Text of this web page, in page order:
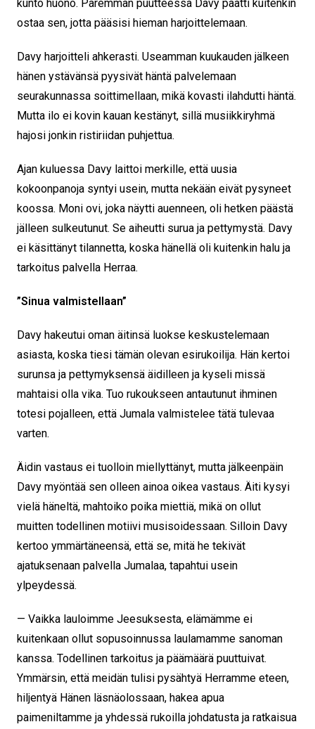
kunto huono. Paremman puutteessa Davy päätti kuitenkin
ostaa sen, jotta pääsisi hieman harjoittelemaan.
Davy harjoitteli ahkerasti. Useamman kuukauden jälkeen
hänen ystävänsä pyysivät häntä palvelemaan
seurakunnassa soittimellaan, mikä kovasti ilahdutti häntä.
Mutta ilo ei kovin kauan kestänyt, sillä musiikkiryhmä
hajosi jonkin ristiriidan puhjettua.
Ajan kuluessa Davy laittoi merkille, että uusia
kokoonpanoja syntyi usein, mutta nekään eivät pysyneet
koossa. Moni ovi, joka näytti auenneen, oli hetken päästä
jälleen sulkeutunut. Se aiheutti surua ja pettymystä. Davy
ei käsittänyt tilannetta, koska hänellä oli kuitenkin halu ja
tarkoitus palvella Herraa.
”Sinua valmistellaan”
Davy hakeutui oman äitinsä luokse keskustelemaan
asiasta, koska tiesi tämän olevan esirukoilija. Hän kertoi
surunsa ja pettymyksensä äidilleen ja kyseli missä
mahtaisi olla vika. Tuo rukoukseen antautunut ihminen
totesi pojalleen, että Jumala valmistelee tätä tulevaa
varten.
Äidin vastaus ei tuolloin miellyttänyt, mutta jälkeenpäin
Davy myöntää sen olleen ainoa oikea vastaus. Äiti kysyi
vielä häneltä, mahtoiko poika miettiä, mikä on ollut
muitten todellinen motiivi musisoidessaan. Silloin Davy
kertoo ymmärtäneensä, että se, mitä he tekivät
ajatuksenaan palvella Jumalaa, tapahtui usein
ylpeydessä.
— Vaikka lauloimme Jeesuksesta, elämämme ei
kuitenkaan ollut sopusoinnussa laulamamme sanoman
kanssa. Todellinen tarkoitus ja päämäärä puuttuivat.
Ymmärsin, että meidän tulisi pysähtyä Herramme eteen,
hiljentyä Hänen läsnäolossaan, hakea apua
paimeniltamme ja yhdessä rukoilla johdatusta ja ratkaisua